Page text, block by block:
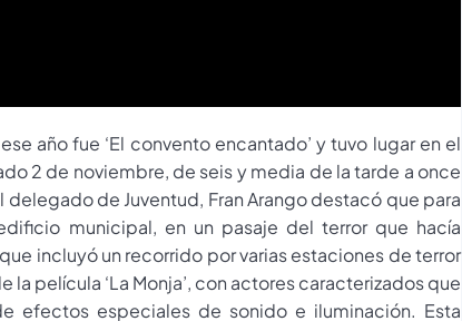
año fue ‘El convento encantado’ y tuvo lugar en el
2 de noviembre, de seis y media de la tarde a once
de Juventud, Fran Arango destacó que para
municipal, en un pasaje del terror que hacía
incluyó un recorrido por varias estaciones de terror
película ‘La Monja’, con actores caracterizados que
efectos especiales de sonido e iluminación. Esta